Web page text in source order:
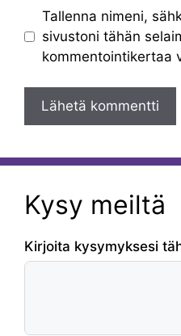
Tallenna nimeni,
sivustoni tähän
kommentointikertaa
Kysy meiltä
Kirjoita kysymyksesi